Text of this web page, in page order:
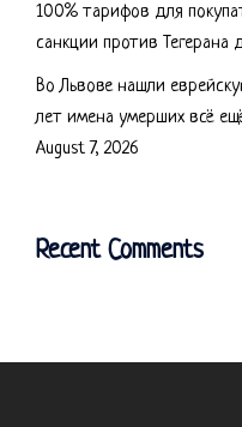
100% тарифов для
санкции против Тегерана
Во Львове нашли
лет имена умерших всё
August 7, 2026
Recent Comments